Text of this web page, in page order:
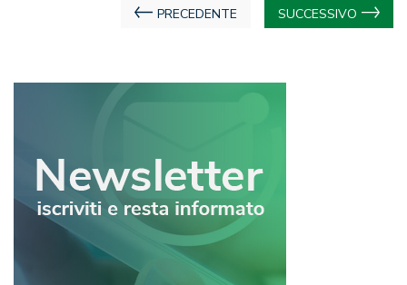
Navigazione
PRECEDENTE SUCCESSIVO